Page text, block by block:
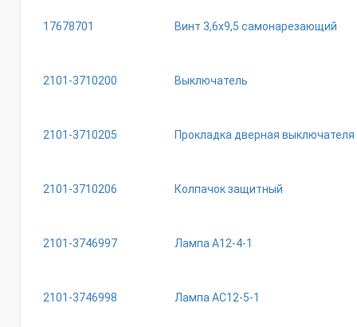
17678701 Винт 3,6х9,5 самонарезающий
2101-3710200 Выключатель
2101-3710205 Прокладка дверная
2101-3710206 Колпачок защитный
2101-3746997 Лампа А12-4-1
2101-3746998 Лампа АС12-5-1